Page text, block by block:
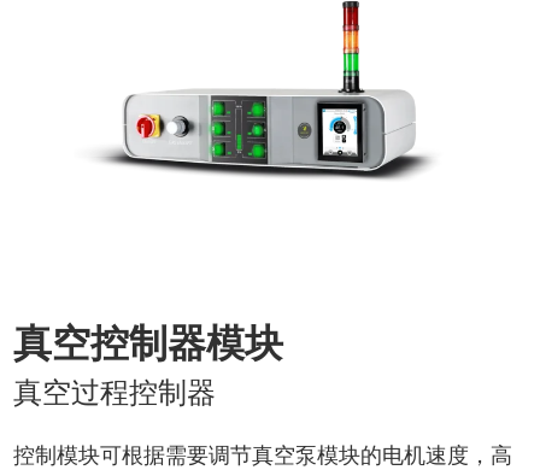
真空控制器模块
真空过程控制器
控制模块可根据需要调节真空泵模块的电机速度，高